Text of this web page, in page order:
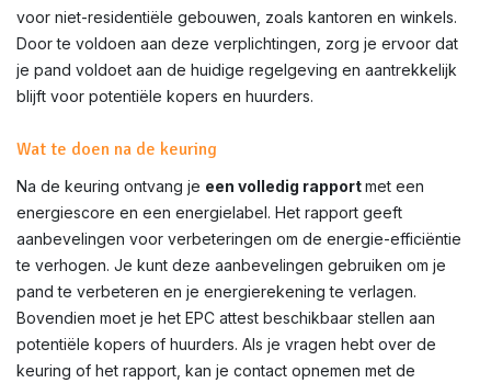
voor niet-residentiële gebouwen, zoals kantoren en winkels.
Door te voldoen aan deze verplichtingen, zorg je ervoor dat
je pand voldoet aan de huidige regelgeving en aantrekkelijk
blijft voor potentiële kopers en huurders.
Wat te doen na de keuring
Na de keuring ontvang je een volledig rapportmet een
energiescore en een energielabel. Het rapport geeft
aanbevelingen voor verbeteringen om de energie-efficiëntie
te verhogen. Je kunt deze aanbevelingen gebruiken om je
pand te verbeteren en je energierekening te verlagen.
Bovendien moet je het EPC attest beschikbaar stellen aan
potentiële kopers of huurders. Als je vragen hebt over de
keuring of het rapport, kan je contact opnemen met de